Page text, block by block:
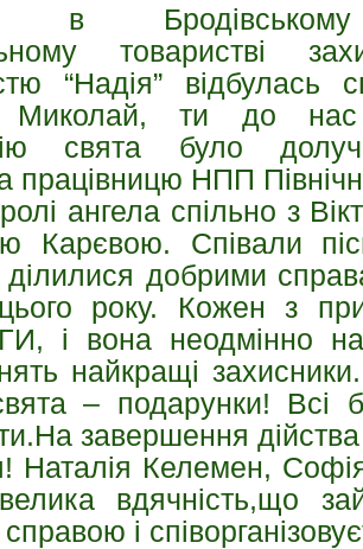
в
товаристві
“Надія” відбулась
Миколай, ти до нас
свята було
працівницю НПП
ангела спільно з
Карєвою. Співали
добрими
року. Кожен з
і вона неодмінно
найкращі
– подарунки! Всі
завершення
Наталія Келемен,
вдячність,що
і